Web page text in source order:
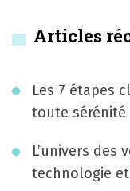
i
g
t
Articles
Les 7 étapes
toute sérénité
L’univers des
technologie